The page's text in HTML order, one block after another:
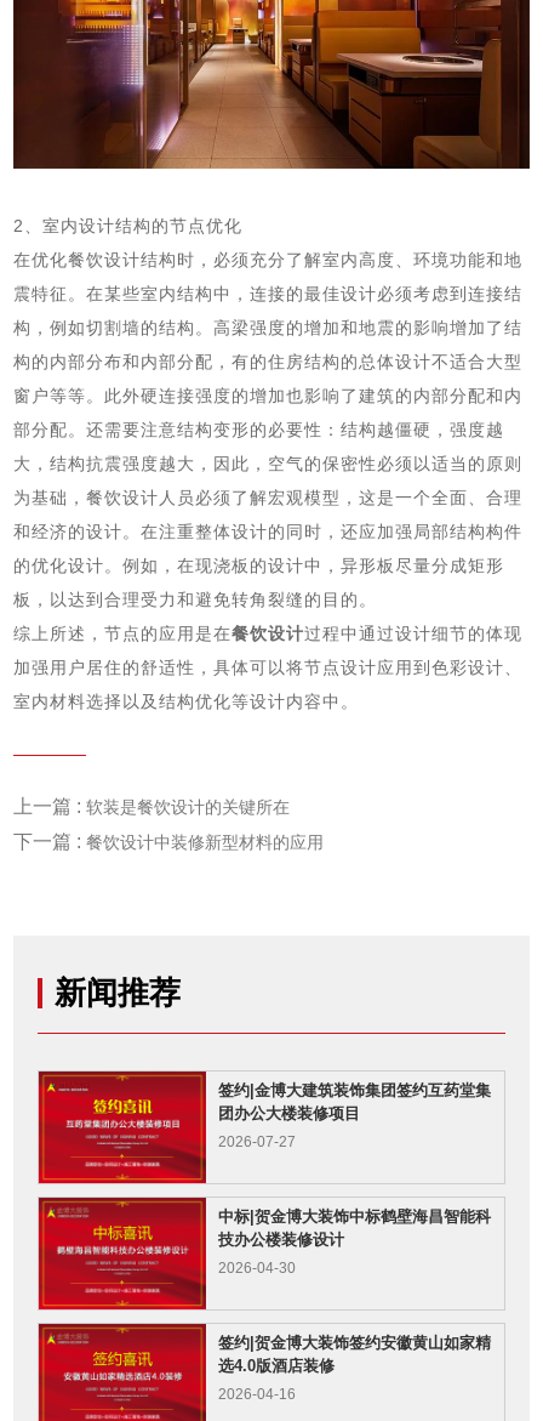
2、室内设计结构的节点优化
在优化餐饮设计结构时，必须充分了解室内高度、环境功能和地
震特征。在某些室内结构中，连接的最佳设计必须考虑到连接结
构，例如切割墙的结构。高梁强度的增加和地震的影响增加了结
构的内部分布和内部分配，有的住房结构的总体设计不适合大型
窗户等等。此外硬连接强度的增加也影响了建筑的内部分配和内
部分配。还需要注意结构变形的必要性：结构越僵硬，强度越
大，结构抗震强度越大，因此，空气的保密性必须以适当的原则
为基础，餐饮设计人员必须了解宏观模型，这是一个全面、合理
和经济的设计。在注重整体设计的同时，还应加强局部结构构件
的优化设计。例如，在现浇板的设计中，异形板尽量分成矩形
板，以达到合理受力和避免转角裂缝的目的。
综上所述，节点的应用是在餐饮设计过程中通过设计细节的体现
加强用户居住的舒适性，具体可以将节点设计应用到色彩设计、
室内材料选择以及结构优化等设计内容中。
上一篇 :软装是餐饮设计的关键所在
下一篇 :餐饮设计中装修新型材料的应用
新闻推荐
签约|金博大建筑装饰集团签约互药堂集
团办公大楼装修项目
2026-07-27
中标|贺金博大装饰中标鹤壁海昌智能科
技办公楼装修设计
2026-04-30
签约|贺金博大装饰签约安徽黄山如家精
选4.0版酒店装修
2026-04-16